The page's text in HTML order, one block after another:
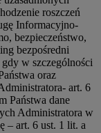
roszczeń
Informacyjno-
bezpieczeństwo,
bezpośredni
w szczególności
oraz
art. 6
Państwa dane
Administratora w
– art. 6 ust. 1 lit. a